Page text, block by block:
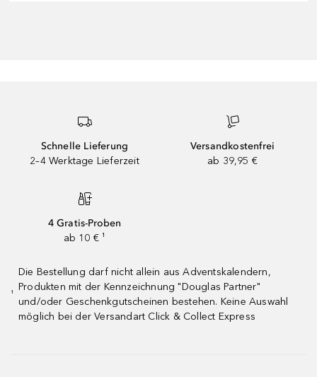
Schnelle Lieferung
2–4 Werktage Lieferzeit
Versandkostenfrei
ab 39,95 €
4 Gratis-Proben
ab 10 € ¹
¹
Die Bestellung darf nicht allein aus Adventskalendern,
Produkten mit der Kennzeichnung "Douglas Partner"
und/oder Geschenkgutscheinen bestehen. Keine Auswahl
möglich bei der Versandart Click & Collect Express